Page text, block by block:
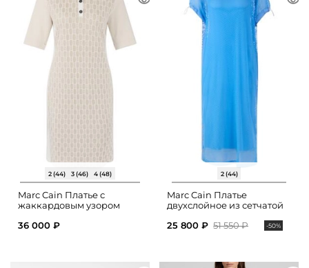
2 (44) 3 (46) 4 (48)
Marc Cain Платье с
жаккардовым узором
36 000 ₽
2 (44)
Marc Cain Платье
двухслойное из сетчатой
25 800 ₽ 51 550 ₽ -50%